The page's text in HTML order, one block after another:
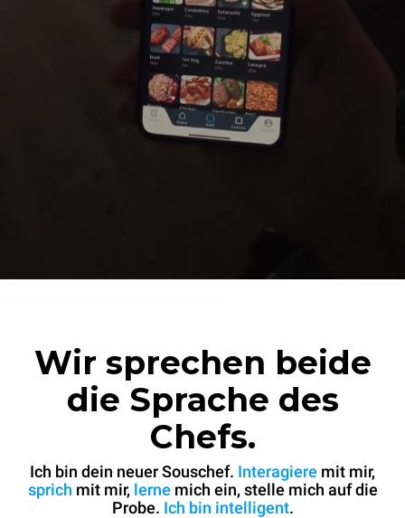
Wir sprechen beide
die Sprache des
Chefs.
Ich bin dein neuer Souschef. Interagiere mit mir,
sprich mit mir, lerne mich ein, stelle mich auf die
Probe. Ich bin intelligent.